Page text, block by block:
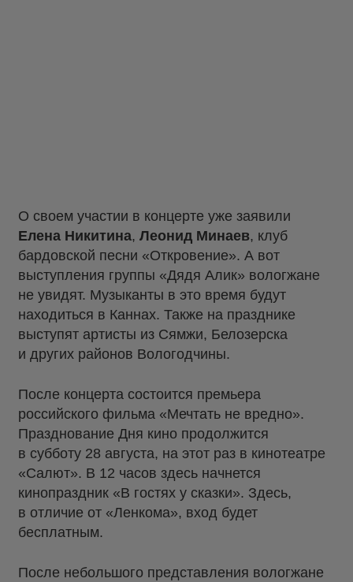
О своем участии в концерте уже заявили
Елена Никитина, Леонид Минаев, клуб
бардовской песни «Откровение». А вот
выступления группы «Дядя Алик» вологжане
не увидят. Музыканты в это время будут
находиться в Каннах. Также на празднике
выступят артисты из Сямжи, Белозерска
и других районов Вологодчины.
После концерта состоится премьера
российского фильма «Мечтать не вредно».
Празднование Дня кино продолжится
в субботу 28 августа, на этот раз в кинотеатре
«Салют». В 12 часов здесь начнется
кинопраздник «В гостях у сказки». Здесь,
в отличие от «Ленкома», вход будет
бесплатным.
После небольшого представления вологжане